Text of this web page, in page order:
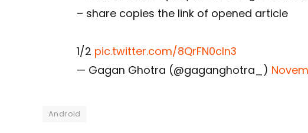
– share copies the link of opened article
1/2 pic.twitter.com/8QrFN0cln3
— Gagan Ghotra (@gaganghotra_)
Android